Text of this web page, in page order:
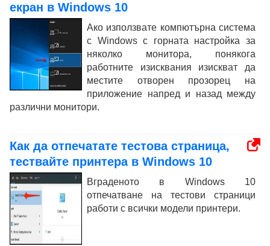
екран в Windows 10
Ако използвате компютърна система
с Windows с горната настройка за
няколко монитора, понякога
работните изисквания изискват да
местите отворен прозорец на
приложение напред и назад между
различни монитори.
Как да отпечатате тестова страница,
тествайте принтера в Windows 10
Вграденото в Windows 10
отпечатване на тестови страници
работи с всички модели принтери.